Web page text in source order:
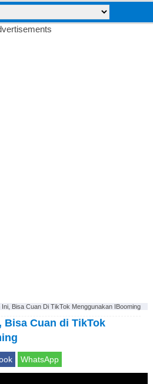
Bisa Cuan Di TikTok Menggunakan IBooming
Bisa Cuan di TikTok
WhatsApp